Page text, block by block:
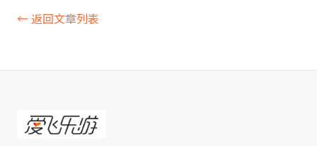
← 返回文章列表